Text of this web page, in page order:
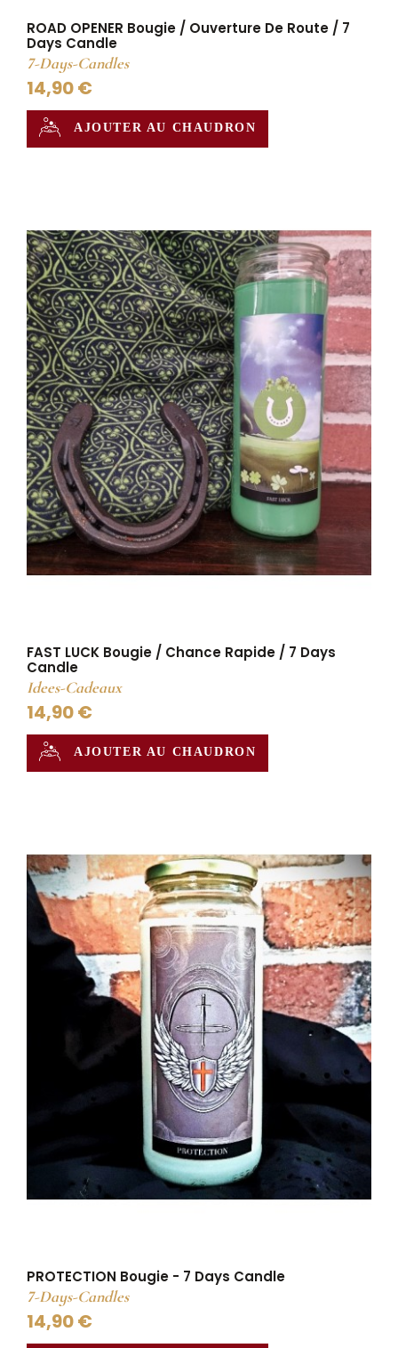
ROAD OPENER Bougie / Ouverture De Route / 7
Days Candle
7-Days-Candles
14,90 €
AJOUTER AU CHAUDRON
FAST LUCK Bougie / Chance Rapide / 7 Days
Candle
Idees-Cadeaux
14,90 €
AJOUTER AU CHAUDRON
PROTECTION Bougie - 7 Days Candle
7-Days-Candles
14,90 €